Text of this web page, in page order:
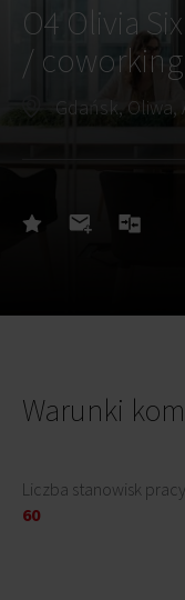
O4 Olivia
/
Gdańsk, Oliwa,
Warunki
Liczba stanowisk pracy
60